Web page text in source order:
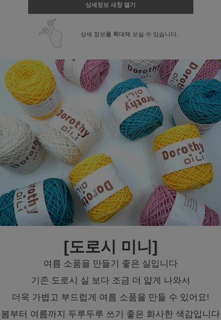
상세정보 새창 열기
상세 정보를 확대해 보실 수 있습니다.
[도로시 미니]
여름 소품을 만들기 좋은 실입니다
기존 도로시 실 보다 조금 더 얇게 나와서
더욱 가볍고 부드럽게 여름 소품을 만들 수 있어요!
봄부터 여름까지 두루두루 쓰기 좋은 화사한 색감입니다